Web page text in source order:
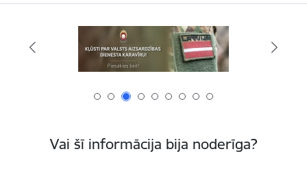
Vai šī informācija bija noderīga?